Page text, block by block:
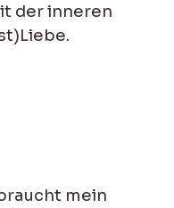
der inneren
mein